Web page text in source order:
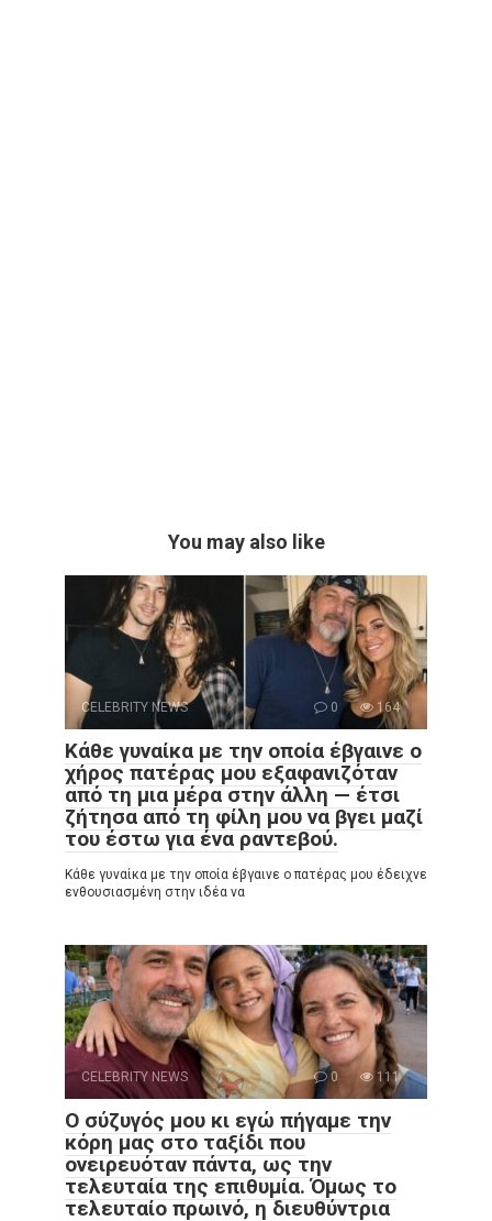
You may also like
CELEBRITY NEWS 0 164
Κάθε γυναίκα με την οποία έβγαινε ο
χήρος πατέρας μου εξαφανιζόταν
από τη μια μέρα στην άλλη — έτσι
ζήτησα από τη φίλη μου να βγει μαζί
του έστω για ένα ραντεβού.
Κάθε γυναίκα με την οποία έβγαινε ο πατέρας μου έδειχνε
ενθουσιασμένη στην ιδέα να
CELEBRITY NEWS 0 111
Ο σύζυγός μου κι εγώ πήγαμε την
κόρη μας στο ταξίδι που
ονειρευόταν πάντα, ως την
τελευταία της επιθυμία. Όμως το
τελευταίο πρωινό, η διευθύντρια